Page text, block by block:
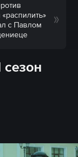
с Павлом